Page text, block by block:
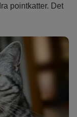
pointkatter. Det